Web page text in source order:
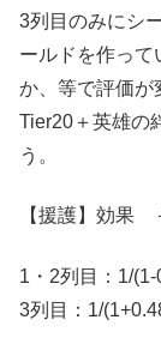
3列目のみにシ
ールドを作って
か、等で評価が
Tier20＋英雄の
う。
【援護】効果
1・2列目：1/
3列目：1/